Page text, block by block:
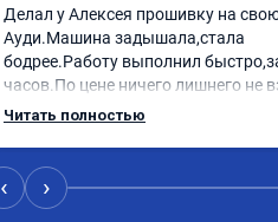
Делал у Алексея прошивку на
Ауди.Машина задышала,стала
бодрее.Работу выполнил
часов.По цене ничего лишнего не
как договаривались заранее.После
знаю,куда ехать в случае поломки
авто.Однозначно рекомендую
Читать полностью
‹ ›